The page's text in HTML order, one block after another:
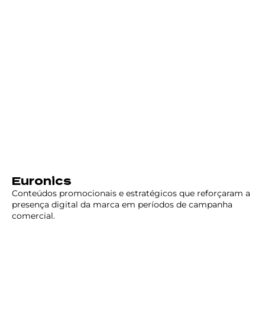
Euronics
Conteúdos promocionais e estratégicos que reforçaram a
presença digital da marca em períodos de campanha
comercial.